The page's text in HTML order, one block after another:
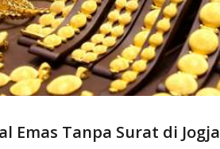
Emas Tanpa Surat di Jogja